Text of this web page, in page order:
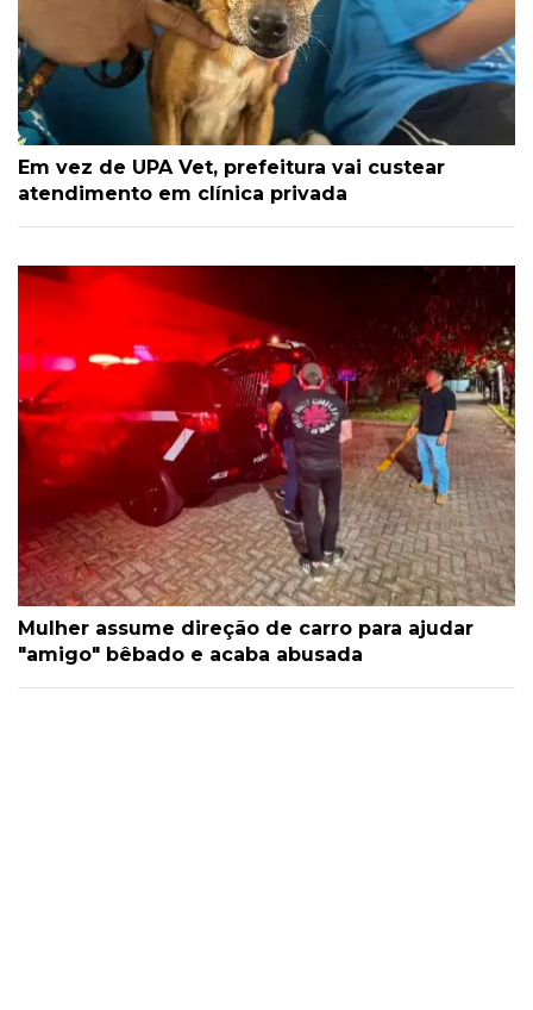
Em vez de UPA Vet, prefeitura vai custear
atendimento em clínica privada
Mulher assume direção de carro para ajudar
"amigo" bêbado e acaba abusada